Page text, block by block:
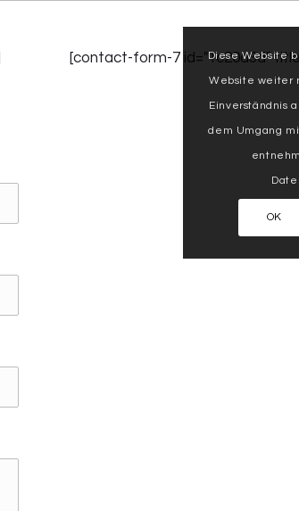
[contact-form-7 id="1c20d3d"
Diese Website
Website weiter
Einverständnis
dem Umgang
OK